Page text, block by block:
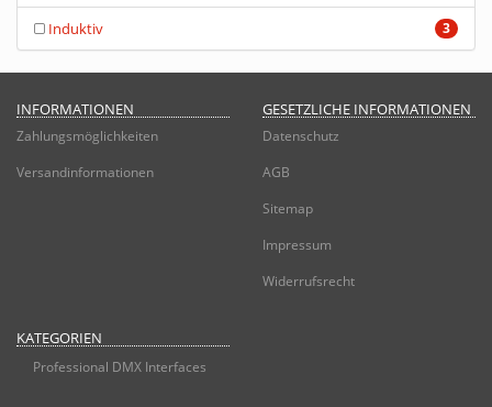
3
Induktiv
INFORMATIONEN
Zahlungsmöglichkeiten
Versandinformationen
GESETZLICHE INFORMATIONEN
Datenschutz
AGB
Sitemap
Impressum
Widerrufsrecht
KATEGORIEN
Professional DMX Interfaces